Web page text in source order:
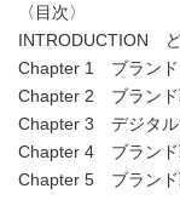
〈目次〉
INTRODUCTION
Chapter 1 ブランド
Chapter 2 ブランド
Chapter 3 デジタル
Chapter 4 ブランド
Chapter 5 ブランド